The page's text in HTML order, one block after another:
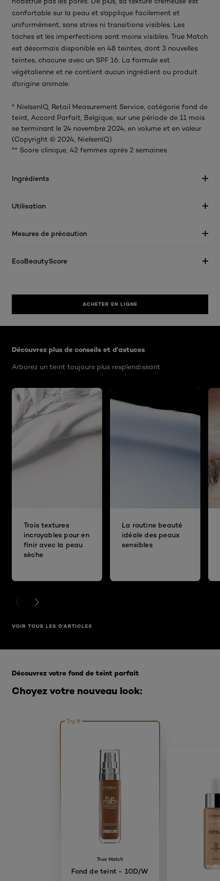
confortable sur la peau et s'applique facilement et
uniformément, sans stries ni transitions visibles. Les
taches et les imperfections sont moins visibles. True Match
est désormais disponible en 48 teintes, dont 3 nouvelles
teintes, chacune avec un SPF 16. La formule est
végétalienne et ne contient aucun ingrédient ou produit
d'origine animale.
* NielsenIQ, Retail Measurement Service, catégorie fond de
teint, Accord Parfait, Belgique, sur une période de 11 mois
se terminant le 24 novembre 2024, en volume et en valeur
(Copyright © 2024, NielsenIQ)
** Score clinique, 42 femmes après 2 semaines
Ingrédients
Utilisation
Mesures de précaution
EcoBeautyScore
ACHETER EN LIGNE
Découvrez plus de conseils et d'astuces
Arborez un teint toujours plus resplendissant
Trois textures
incroyables pour en
finir avec la peau
sèche
La routine beauté
idéale des peaux
sensibles
PREVIOUS CARD
NEXT CARD
VOIR TOUS LES D'ARTICLES
Choyez votre nouveau look:
Découvrez votre fond de teint parfait
Try It
True Match
Fond de teint - 10D/W